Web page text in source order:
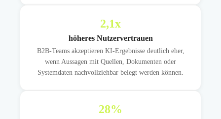
2,1x
höheres Nutzervertrauen
B2B-Teams akzeptieren KI-Ergebnisse deutlich eher,
wenn Aussagen mit Quellen, Dokumenten oder
Systemdaten nachvollziehbar belegt werden können.
28%